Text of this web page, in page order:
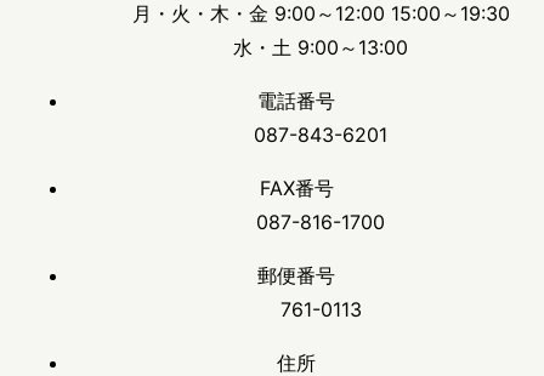
月・火・木・金 9:00～12:00 15:00～19:30
水・土 9:00～13:00
電話番号
087-843-6201
FAX番号
087-816-1700
郵便番号
761-0113
住所